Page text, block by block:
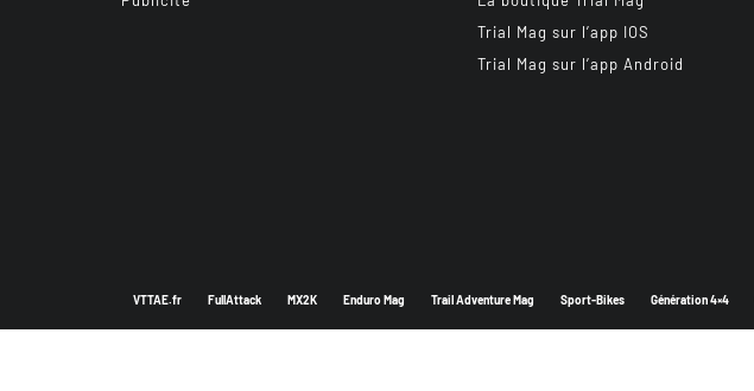
Trial Mag sur l’app IOS
Trial Mag sur l’app Android
VTTAE.fr FullAttack MX2K Enduro Mag Trail Adventure Mag Sport-Bikes Génération 4×4